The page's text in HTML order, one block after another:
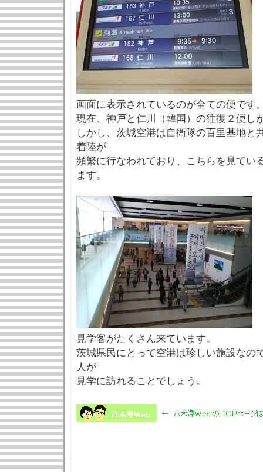
画面に表示されているのが全ての便です
現在、神戸と仁川（韓国）の往復２便し
しかし、茨城空港は自衛隊の百里基地と
着陸が
頻繁に行なわれており、こちらを見てい
ます。
見学客がたくさん来ています。
茨城県民にとって空港は珍しい施設なの
人が
見学に訪れることでしょう。